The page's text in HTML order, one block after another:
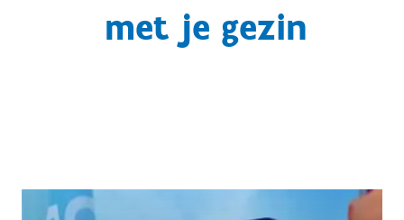
met je gezin